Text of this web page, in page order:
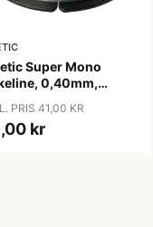
Super Mono
0,40mm,
PRIS 41,00 KR
kr